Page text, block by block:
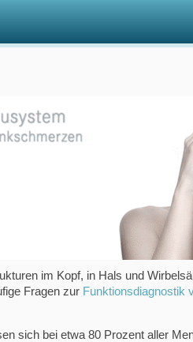
im Kopf, in Hals und
Fragen zur Funktionsdiagnostik
sich bei etwa 80 Prozent aller